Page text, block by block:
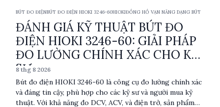
BÚT ĐO ĐIỆNBÚT ĐO ĐIỆN HIOKI 3246-60HIOKIĐỒNG HỒ VẠN NĂNG DẠNG BÚT
ĐÁNH GIÁ KỸ THUẬT BÚT ĐO
ĐIỆN HIOKI 3246-60: GIẢI PHÁP
ĐO LƯỜNG CHÍNH XÁC CHO KỸ
SƯ
8 thg 8 2026
Bút đo điện HIOKI 3246-60 là công cụ đo lường chính xác
và đáng tin cậy, phù hợp cho các kỹ sư và người mua kỹ
thuật. Với khả năng đo DCV, ACV, và điện trở, sản phẩm